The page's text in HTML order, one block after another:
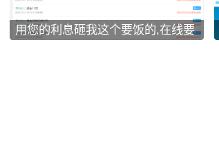
用您的利息砸我这个要饭的,在线要